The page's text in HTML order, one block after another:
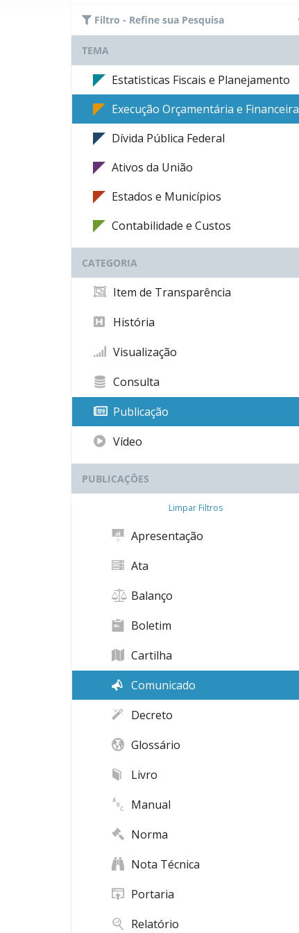
Filtro - Refine sua Pesquisa
TEMA
Estatisticas Fiscais e Planejamento
Execução Orçamentária e Financeira
Dívida Pública Federal
Ativos da União
Estados e Municípios
Contabilidade e Custos
CATEGORIA
Item de Transparência
História
Visualização
Consulta
Publicação
Vídeo
PUBLICAÇÕES
Limpar Filtros
Apresentação
Ata
Balanço
Boletim
Cartilha
Comunicado
Decreto
Glossário
Livro
Manual
Norma
Nota Técnica
Portaria
Relatório